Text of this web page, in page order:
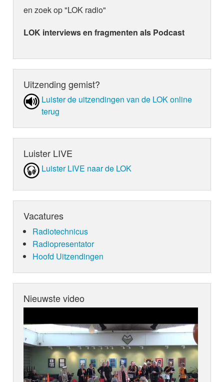
en zoek op "LOK radio"
LOK interviews en fragmenten als Podcast
Uitzending gemist?
Luister de uit­zen­din­gen van de LOK online
terug
Luister LIVE
Luister LIVE naar de LOK
Vacatures
Radiotechnicus
Radiopresentator
Hoofd Uitzendingen
Nieuwste video